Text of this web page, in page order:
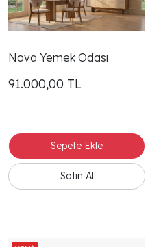
Nova Yemek Odası
91.000,00 TL